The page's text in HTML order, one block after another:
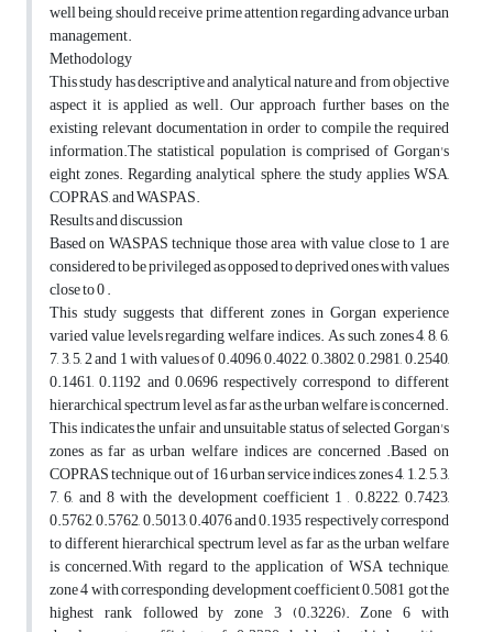
well being, should receive prime attention regarding advance urban
management.
Methodology
This study has descriptive and analytical nature and from objective
aspect it is applied as well. Our approach further bases on the
existing relevant documentation in order to compile the required
information.The statistical population is comprised of Gorgan's
eight zones. Regarding analytical sphere, the study applies WSA,
COPRAS, and WASPAS.
Results and discussion
Based on WASPAS technique those area with value close to 1 are
considered to be privileged as opposed to deprived ones with values
close to 0 .
This study suggests that different zones in Gorgan experience
varied value levels regarding welfare indices. As such, zones 4, 8, 6,
7, 3, 5, 2 and 1 with values of 0.4096, 0.4022, 0.3802, 0.2981, 0.2540,
0.1461, 0.1192 and 0.0696 respectively correspond to different
hierarchical spectrum level as far as the urban welfare is concerned.
This indicates the unfair and unsuitable status of selected Gorgan's
zones as far as urban welfare indices are concerned .Based on
COPRAS technique, out of 16 urban service indices, zones 4, 1, 2, 5, 3,
7, 6, and 8 with the development coefficient 1 , 0.8222, 0.7423,
0.5762, 0.5762, 0.5013, 0.4076 and 0.1935 respectively correspond
to different hierarchical spectrum level as far as the urban welfare
is concerned.With regard to the application of WSA technique,
zone 4 with corresponding development coefficient 0.5081 got the
highest rank followed by zone 3 (0.3226). Zone 6 with